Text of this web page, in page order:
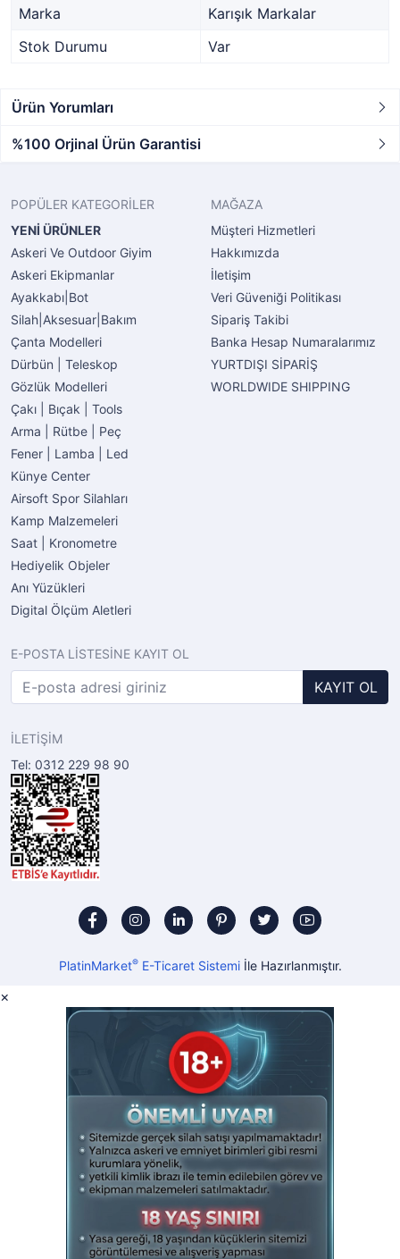
Marka
Karışık Markalar
Stok Durumu
Var
Ürün Yorumları
%100 Orjinal Ürün Garantisi
POPÜLER KATEGORİLER
YENİ ÜRÜNLER
Askeri Ve Outdoor Giyim
Askeri Ekipmanlar
Ayakkabı|Bot
Silah|Aksesuar|Bakım
Çanta Modelleri
Dürbün | Teleskop
Gözlük Modelleri
Çakı | Bıçak | Tools
Arma | Rütbe | Peç
Fener | Lamba | Led
Künye Center
Airsoft Spor Silahları
Kamp Malzemeleri
Saat | Kronometre
Hediyelik Objeler
Anı Yüzükleri
Digital Ölçüm Aletleri
MAĞAZA
Müşteri Hizmetleri
Hakkımızda
İletişim
Veri Güveniği Politikası
Sipariş Takibi
Banka Hesap Numaralarımız
YURTDIŞI SİPARİŞ
WORLDWIDE SHIPPING
E-POSTA LİSTESİNE KAYIT OL
KAYIT OL
İLETİŞİM
Tel: 0312 229 98 90
PlatinMarket®E-Ticaret Sistemiİle Hazırlanmıştır.
×